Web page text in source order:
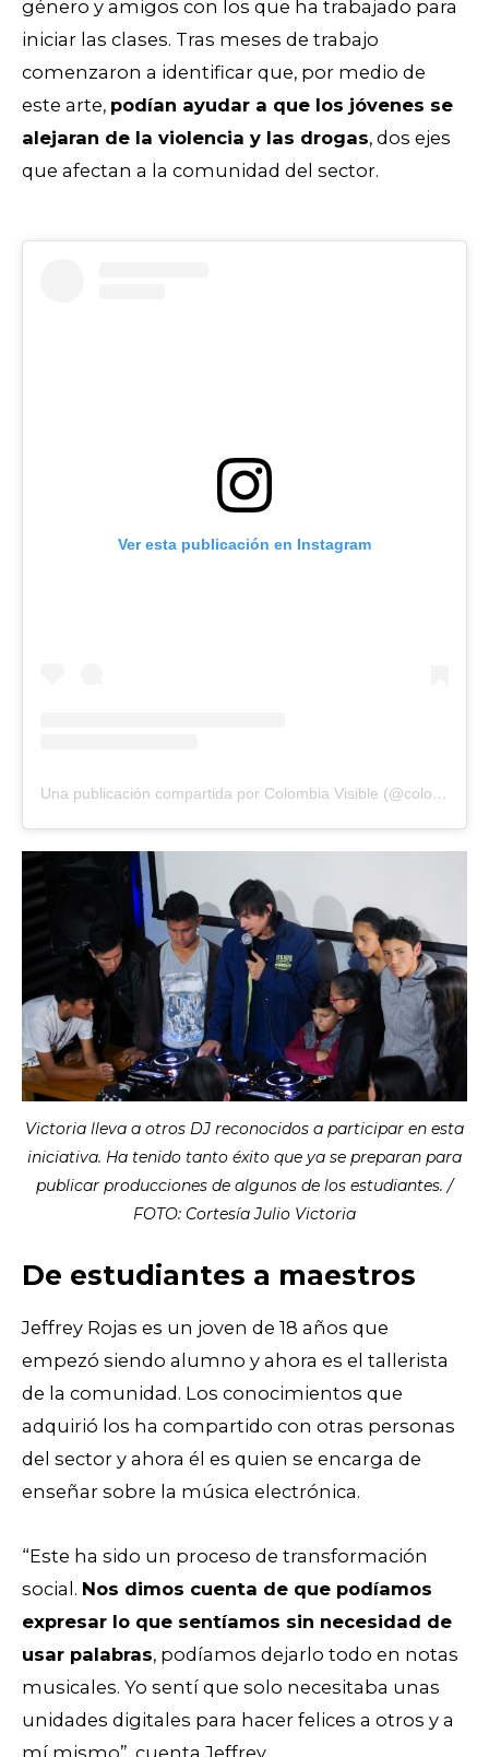
género y amigos con los que ha trabajado para
iniciar las clases. Tras meses de trabajo
comenzaron a identificar que, por medio de
este arte, podían ayudar a que los jóvenes se
alejaran de la violencia y las drogas, dos ejes
que afectan a la comunidad del sector.
Ver esta publicación en Instagram
Una publicación compartida por Colombia Visible (@colombiavisible)
Victoria lleva a otros DJ reconocidos a participar en esta
iniciativa. Ha tenido tanto éxito que ya se preparan para
publicar producciones de algunos de los estudiantes. /
FOTO: Cortesía Julio Victoria
De estudiantes a maestros
Jeffrey Rojas es un joven de 18 años que
empezó siendo alumno y ahora es el tallerista
de la comunidad. Los conocimientos que
adquirió los ha compartido con otras personas
del sector y ahora él es quien se encarga de
enseñar sobre la música electrónica.
“Este ha sido un proceso de transformación
social. Nos dimos cuenta de que podíamos
expresar lo que sentíamos sin necesidad de
usar palabras, podíamos dejarlo todo en notas
musicales. Yo sentí que solo necesitaba unas
unidades digitales para hacer felices a otros y a
mí mismo”, cuenta Jeffrey.